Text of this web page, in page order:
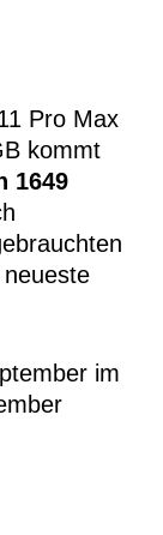
Pro Max
kommt
1649
im